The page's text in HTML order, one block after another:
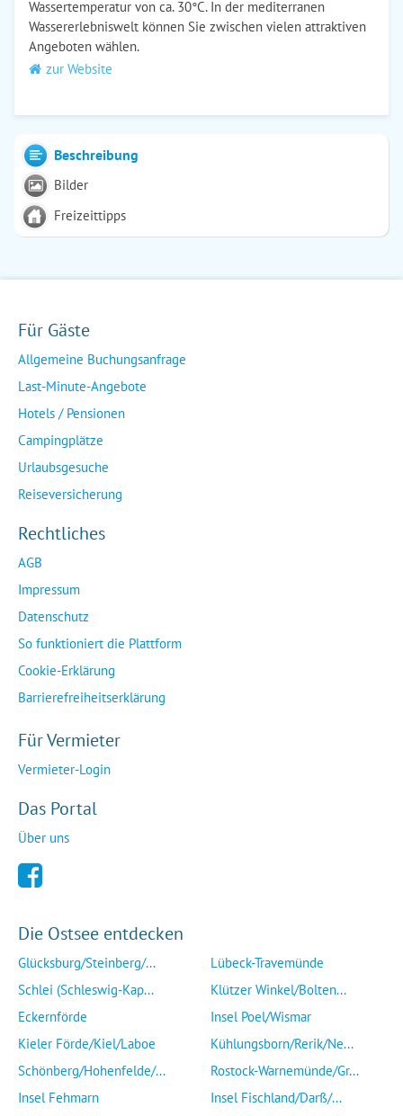
Wassertemperatur von ca. 30°C. In der mediterranen
Wassererlebniswelt können Sie zwischen vielen attraktiven
Angeboten wählen.
zur Website
Beschreibung
Bilder
Freizeittipps
Für Gäste
Allgemeine Buchungsanfrage
Last-Minute-Angebote
Hotels / Pensionen
Campingplätze
Urlaubsgesuche
Reiseversicherung
Rechtliches
AGB
Impressum
Datenschutz
So funktioniert die Plattform
Cookie-Erklärung
Barrierefreiheitserklärung
Für Vermieter
Vermieter-Login
Das Portal
Über uns
Die Ostsee entdecken
Glücksburg/Steinberg/...
Schlei (Schleswig-Kap...
Eckernförde
Kieler Förde/Kiel/Laboe
Schönberg/Hohenfelde/...
Insel Fehmarn
Lübeck-Travemünde
Klützer Winkel/Bolten...
Insel Poel/Wismar
Kühlungsborn/Rerik/Ne...
Rostock-Warnemünde/Gr...
Insel Fischland/Darß/...